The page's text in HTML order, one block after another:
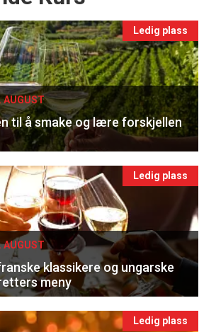
Ledig plass
AUGUST
til å smake og lære forskjellen
Ledig plass
AUGUST
klassikere og ungarske
meny
Ledig plass